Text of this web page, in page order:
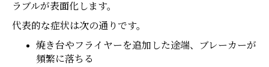
ラブルが表面化します。
代表的な症状は次の通りです。
焼き台やフライヤーを追加した途端、ブレーカーが
頻繁に落ちる